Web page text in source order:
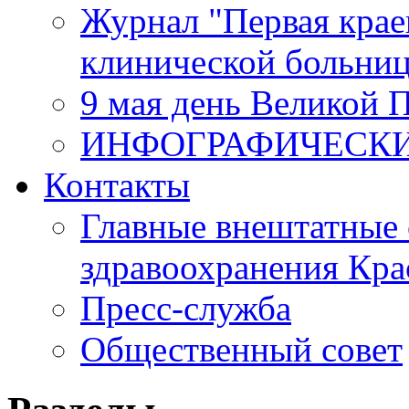
Журнал "Первая
клинической
9 мая день Великой
Контакты
Главные внештатные
здравоохранения
Пресс-служба
Общественный совет